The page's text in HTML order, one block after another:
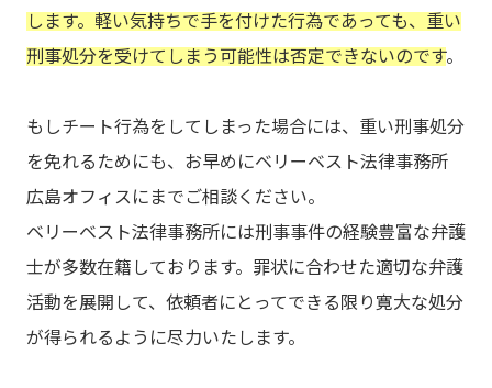
します。軽い気持ちで手を付けた行為であっても、重い
刑事処分を受けてしまう可能性は否定できないのです。
もしチート行為をしてしまった場合には、重い刑事処分
を免れるためにも、お早めにベリーベスト法律事務所
広島オフィスにまでご相談ください。
ベリーベスト法律事務所には刑事事件の経験豊富な弁護
士が多数在籍しております。罪状に合わせた適切な弁護
活動を展開して、依頼者にとってできる限り寛大な処分
が得られるように尽力いたします。